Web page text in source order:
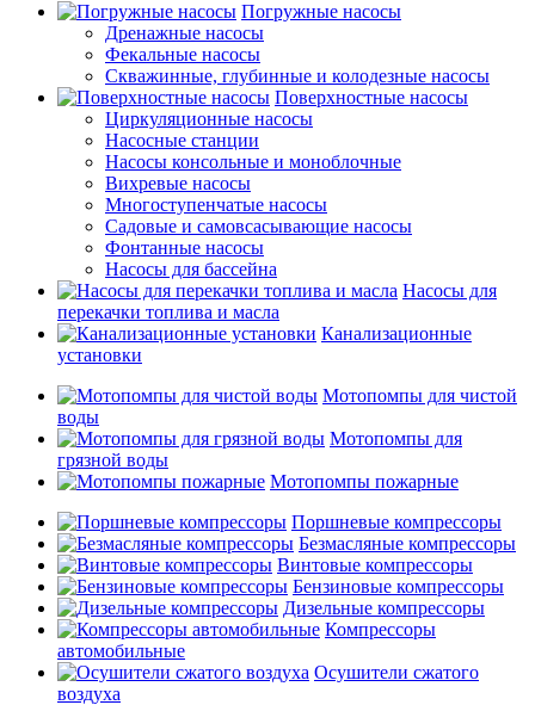
Погружные насосы
Дренажные насосы
Фекальные насосы
Скважинные, глубинные и колодезные насосы
Поверхностные насосы
Циркуляционные насосы
Насосные станции
Насосы консольные и моноблочные
Вихревые насосы
Многоступенчатые насосы
Садовые и самовсасывающие насосы
Фонтанные насосы
Насосы для бассейна
Насосы для
перекачки топлива и масла
Канализационные
установки
Мотопомпы для чистой
воды
Мотопомпы для
грязной воды
Мотопомпы пожарные
Поршневые компрессоры
Безмасляные компрессоры
Винтовые компрессоры
Бензиновые компрессоры
Дизельные компрессоры
Компрессоры
автомобильные
Осушители сжатого
воздуха